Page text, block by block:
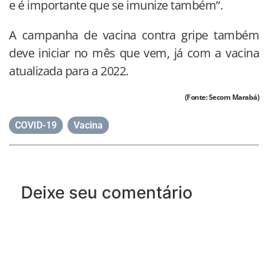
e é importante que se imunize também”.
A campanha de vacina contra gripe também
deve iniciar no mês que vem, já com a vacina
atualizada para a 2022.
(Fonte: Secom Marabá)
COVID-19 Vacina
Deixe seu comentário